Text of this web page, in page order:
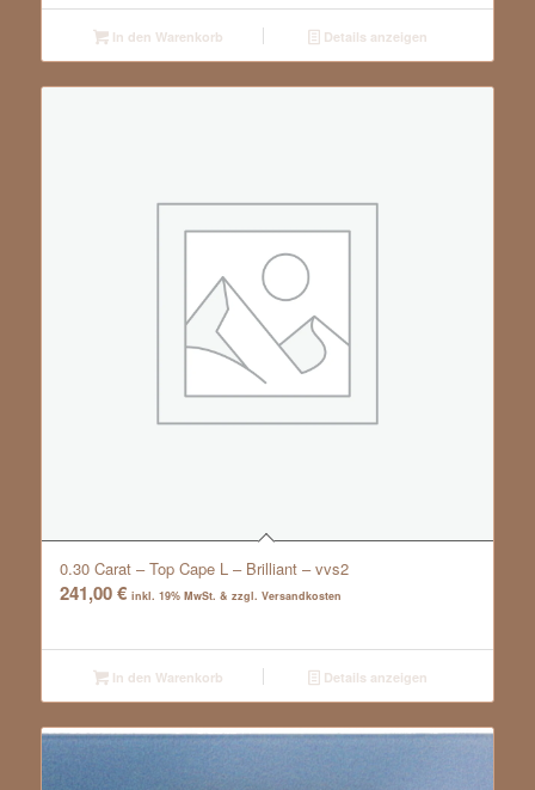
In den Warenkorb Details anzeigen
0.30 Carat – Top Cape L – Brilliant – vvs2
241,00€ inkl. 19% MwSt. & zzgl. Versandkosten
In den Warenkorb Details anzeigen